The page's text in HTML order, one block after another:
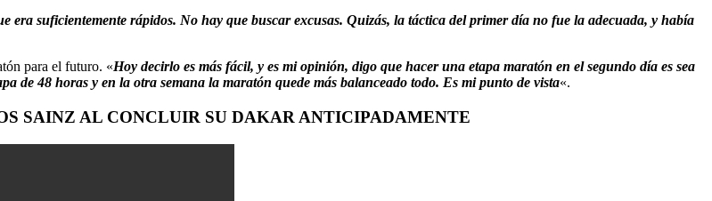
suficientemente rápidos. No hay que buscar excusas. Quizás, la táctica del primer día no fue la adecuada, y había
para el futuro. «Hoy decirlo es más fácil, y es mi opinión, digo que hacer una etapa maratón en el segundo día es sea
de 48 horas y en la otra semana la maratón quede más balanceado todo. Es mi punto de vista«.
SAINZ AL CONCLUIR SU DAKAR ANTICIPADAMENTE